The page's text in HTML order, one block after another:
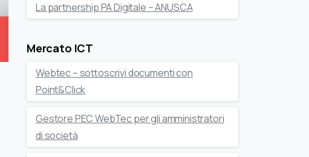
La partnership PA Digitale – ANUSCA
Mercato ICT
Webtec – sottoscrivi documenti con
Point&Click
Gestore PEC WebTec per gli amministratori
di società